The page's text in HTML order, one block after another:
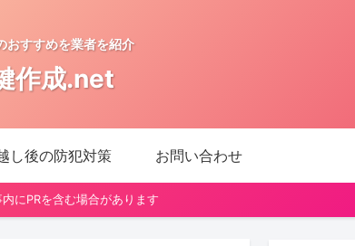
おすすめを業者を紹介
作成.net
し後の防犯対策 お問い合わせ
にPRを含む場合があります